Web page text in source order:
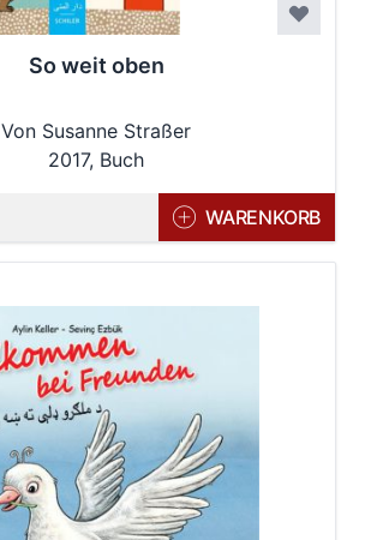
So weit oben
Von Susanne Straßer
2017, Buch
WARENKORB